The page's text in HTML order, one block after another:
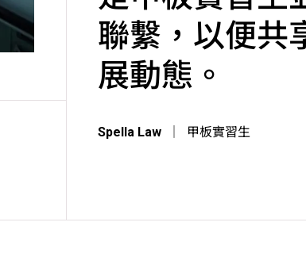
聯繫，以便共
展動態。
Spella Law 甲板實習生